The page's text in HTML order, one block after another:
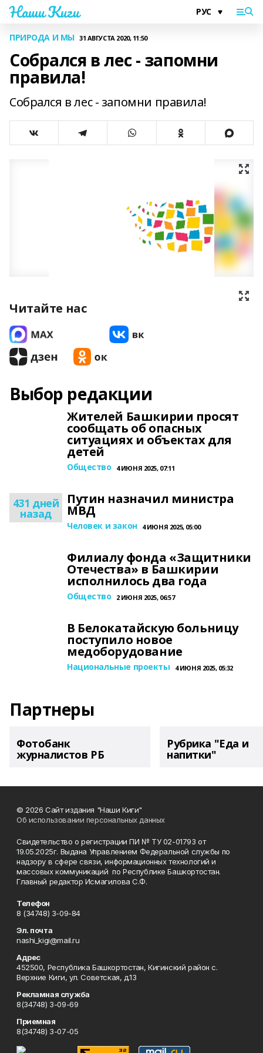
Наши Киги
ПРИРОДА И МЫ 31 АВГУСТА 2020, 11:50
Собрался в лес - запомни
правила!
Собрался в лес - запомни правила!
Читайте нас
Выбор редакции
Жителей Башкирии просят
сообщать об опасных
ситуациях и объектах для
детей
Общество 4 ИЮНЯ 2025, 07:11
431 дней
назад
Путин назначил министра
МВД
Человек и закон 4 ИЮНЯ 2025, 05:00
Филиалу фонда «Защитники
Отечества» в Башкирии
исполнилось два года
Общество 2 ИЮНЯ 2025, 06:57
В Белокатайскую больницу
поступило новое
медоборудование
Национальные проекты 4 ИЮНЯ 2025, 05:32
Партнеры
Фотобанк
журналистов РБ
Рубрика "Еда и
напитки"
© 2026 Сайт издания "Наши Киги"
Об использовании персональных данных
Свидетельство о регистрации ПИ № ТУ 02-01793 от
19.05.2025г. Выдана Управлением Федеральной службы по
надзору в сфере связи, информационных технологий и
массовых коммуникаций по Республике Башкортостан.
Главный редактор Исмагилова С.Ф.
Телефон
8 (34748) 3-09-84
Эл. почта
nashi_kigi@mail.ru
Адрес
452500, Республика Башкортостан, Кигинский район с.
Верхние Киги, ул. Советская, д.13
Рекламная служба
8(34748) 3-09-69
Приемная
8(34748) 3-07-05